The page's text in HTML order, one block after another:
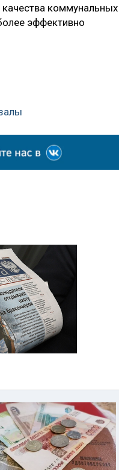
коммунальных
эффективно